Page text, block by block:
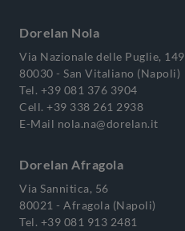
Dorelan Nola
Via Nazionale delle Puglie, 149
80030 - San Vitaliano (Napoli)
Tel. +39 081 376 3904
Cell. +39 338 261 2938
E-Mail nola.na@dorelan.it
Dorelan Afragola
Via Sannitica, 56
80021 - Afragola (Napoli)
Tel. +39 081 913 2481